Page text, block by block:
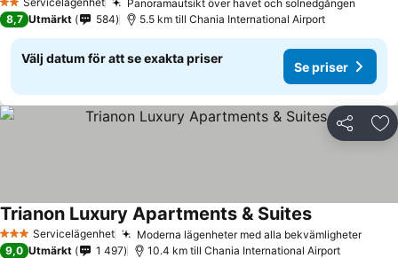
2 Stjärnor Panoramautsikt över havet och solnedgången
8,7 Utmärkt 584 5.5 km till Chania International Airport
Välj datum för att se exakta priser
Se priser
Dela
3 StjärnorServicelägenhet Moderna lägenheter med alla bekvämligheter
Trianon Luxury Apartments & Suites
9,0 Utmärkt 1 497 10.4 km till Chania International Airport